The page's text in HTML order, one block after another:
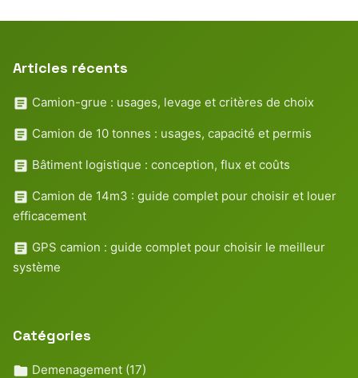
Articles récents
Camion-grue : usages, levage et critères de choix
Camion de 10 tonnes : usages, capacité et permis
Bâtiment logistique : conception, flux et coûts
Camion de 14m3 : guide complet pour choisir et louer
efficacement
GPS camion : guide complet pour choisir le meilleur
système
Catégories
Demenagement (17)